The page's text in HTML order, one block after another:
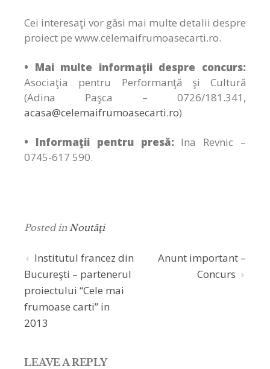
Cei interesaţi vor găsi mai multe detalii despre
proiect pe www.celemaifrumoasecarti.ro.
• Mai multe informaţii despre concurs:
Asociaţia pentru Performanţă şi Cultură
(Adina Paşca – 0726/181.341,
acasa@celemaifrumoasecarti.ro)
• Informaţii pentru presă:Ina Revnic –
0745-617 590.
Posted inNoutăţi
Post
navigation
Institutul francez din
Bucureşti – partenerul
proiectului “Cele mai
frumoase carti” in
2013
Anunt important –
Concurs
LEAVE A REPLY